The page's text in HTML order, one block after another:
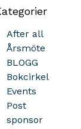
After all
Årsmöte
BLOGG
Bokcirkel
Events
Post
sponsor